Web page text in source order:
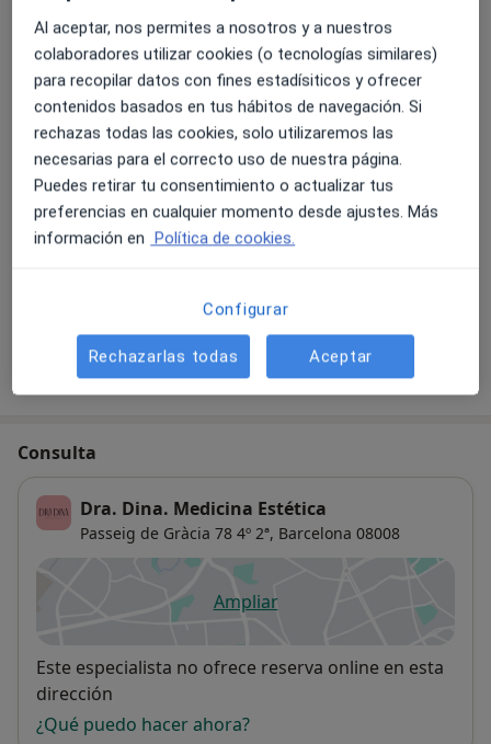
Tratamientos con Neurotoxina
Desde 0 € Detalles
Tratamientos anticelulíticos
Detalles
Tratamiento para hipotrofia de labios (labios finos)
Detalles
¿Cómo funcionan los precios?
Consulta
Dra. Dina. Medicina Estética
Passeig de Gràcia 78 4º 2ª, Barcelona 08008
Ampliarse abre en una nueva
Disponibilidad
Este especialista no ofrece reserva online en esta
dirección
¿Qué puedo hacer ahora?
Al aceptar, nos permites a nosotros y a nuestros
colaboradores utilizar cookies (o tecnologías similares)
para recopilar datos con fines estadísiticos y ofrecer
contenidos basados en tus hábitos de navegación. Si
rechazas todas las cookies, solo utilizaremos las
necesarias para el correcto uso de nuestra página.
Puedes retirar tu consentimiento o actualizar tus
preferencias en cualquier momento desde ajustes. Más
información en Política de cookies.
Configurar
Rechazarlas todas Aceptar